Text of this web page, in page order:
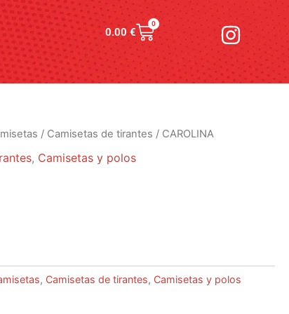
0.00€
0
Carrito
I
n
t
/ Camisetas de tirantes / CAROLINA
, Camisetas y polos
, Camisetas de tirantes, Camisetas y polos